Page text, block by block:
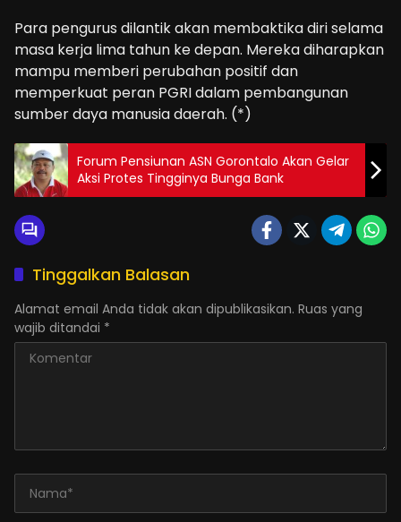
Para pengurus dilantik akan membaktika diri selama
masa kerja lima tahun ke depan. Mereka diharapkan
mampu memberi perubahan positif dan
memperkuat peran PGRI dalam pembangunan
sumber daya manusia daerah. (*)
Forum Pensiunan ASN Gorontalo Akan Gelar
Aksi Protes Tingginya Bunga Bank
Tinggalkan Balasan
Alamat email Anda tidak akan dipublikasikan. Ruas yang
wajib ditandai *